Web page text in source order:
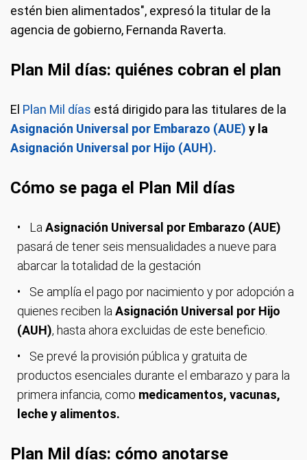
estén bien alimentados", expresó la titular de la
agencia de gobierno, Fernanda Raverta.
Plan Mil días: quiénes cobran el plan
El Plan Mil días está dirigido para las titulares de la
Asignación Universal por Embarazo (AUE) y la
Asignación Universal por Hijo (AUH).
Cómo se paga el Plan Mil días
LaAsignación Universal por Embarazo (AUE)
pasará de tener seis mensualidades a nueve para
abarcar la totalidad de la gestación
Se amplía el pago por nacimiento y por adopción a
quienes reciben laAsignación Universal por Hijo
(AUH), hasta ahora excluidas de este beneficio.
Se prevé la provisión pública y gratuita de
productos esenciales durante el embarazo y para la
primera infancia, como medicamentos, vacunas,
leche y alimentos.
Plan Mil días: cómo anotarse